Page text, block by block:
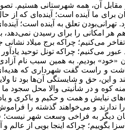
آن، همه شهرستانی هستیم.
ما آینده است؛ آینده‌ای که از
تهرانی‌بودن تعلق به آینده است؛
را برای رسیدن نمی‌دهد، به
می‌کنیم؛ چراکه برج میلاد نشانی
عبور می‌کنیم؛ چراکه تونل توحید
«خود» بودیم. به همین سبب نام
داشت و راست گفت شهرداری که
و این، حق و شایستگی آن‌ها بود تا
و در شأنیتی والا محل سجود ما
نیایش و همت و حکیم و
و می‌خواهند گذشته را فراموش
دیگر به فراخی وسعت شهر نیست؛
بگوییم؛ چراکه اینجا بویی از عالم